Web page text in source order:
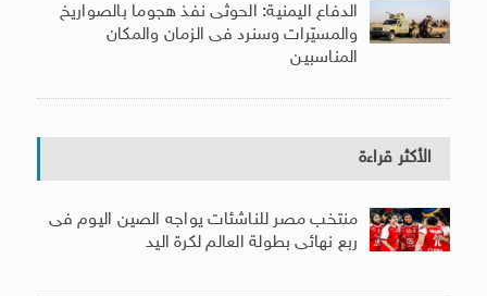
الدفاع اليمنية: الحوثى نفذ هجوما بالصواريخ
والمسيّرات وسنرد فى الزمان والمكان
المناسبين
الأكثر قراءة
منتخب مصر للناشئات يواجه الصين اليوم فى
ربع نهائى بطولة العالم لكرة اليد